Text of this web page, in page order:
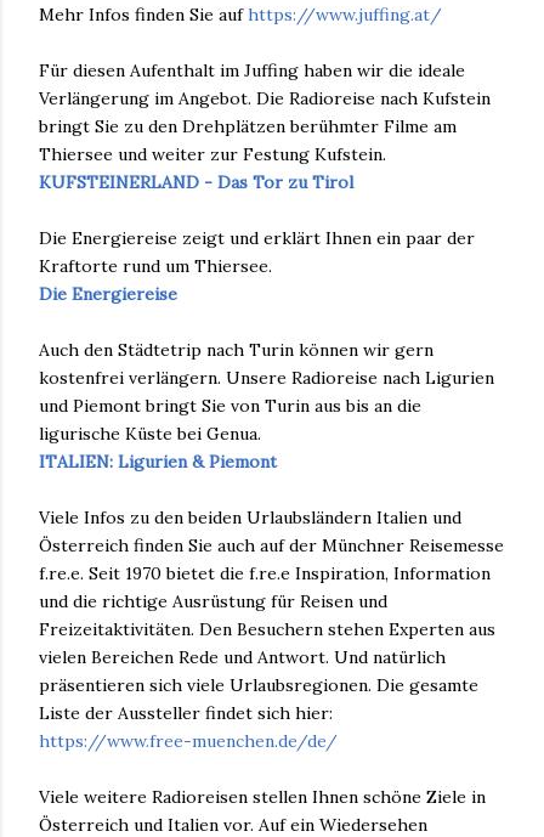
Mehr Infos finden Sie aufhttps://www.juffing.at/
Für diesen Aufenthalt im Juffing haben wir die ideale
Verlängerung im Angebot. Die Radioreise nach Kufstein
bringt Sie zu den Drehplätzen berühmter Filme am
Thiersee und weiter zur Festung Kufstein.
KUFSTEINERLAND - Das Tor zu Tirol
Die Energiereise zeigt und erklärt Ihnen ein paar der
Kraftorte rund um Thiersee.
Die Energiereise
Auch den Städtetrip nach Turin können wir gern
kostenfrei verlängern. Unsere Radioreise nach Ligurien
und Piemont bringt Sie von Turin aus bis an die
ligurische Küste bei Genua.
ITALIEN: Ligurien & Piemont
Viele Infos zu den beiden Urlaubsländern Italien und
Österreich finden Sie auch auf der Münchner Reisemesse
f.re.e. Seit 1970 bietet die f.re.e Inspiration, Information
und die richtige Ausrüstung für Reisen und
Freizeitaktivitäten. Den Besuchern stehen Experten aus
vielen Bereichen Rede und Antwort. Und natürlich
präsentieren sich viele Urlaubsregionen. Die gesamte
Liste der Aussteller findet sich hier:
https://www.free-muenchen.de/de/
Viele weitere Radioreisen stellen Ihnen schöne Ziele in
Österreich und Italien vor. Auf ein Wiedersehen